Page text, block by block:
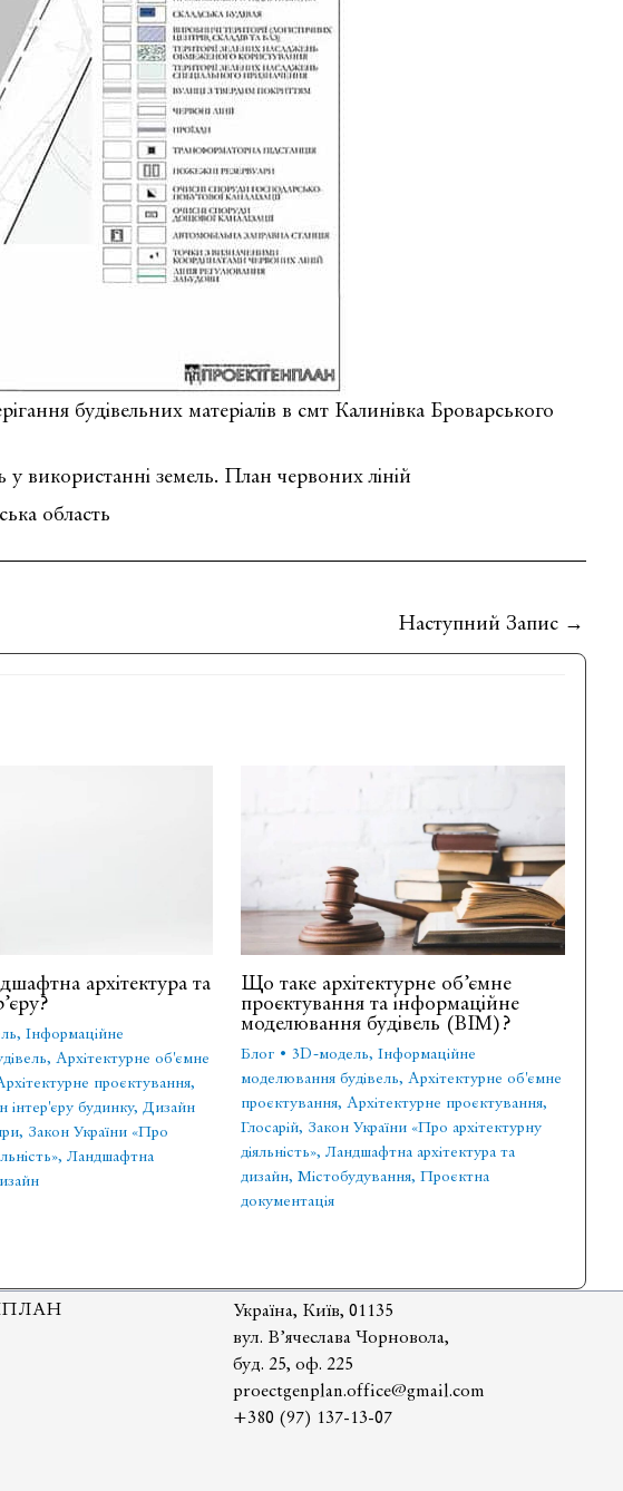
будівельних матеріалів в смт Калинівка Броварського
використанні земель. План червоних ліній
область
Наступний Запис →
архітектура та
, Інформаційне
, Архітектурне об'ємне
проєктування,
інтер'єру будинку, Дизайн
, Закон України «Про
, Ландшафтна
Що таке архітектурне об’ємне
проєктування та інформаційне
моделювання будівель (BIM)?
Блог• 3D-модель, Інформаційне
моделювання будівель, Архітектурне об'ємне
проєктування, Архітектурне проєктування,
Глосарій, Закон України «Про архітектурну
діяльність», Ландшафтна архітектура та
дизайн, Містобудування, Проєктна
документація
Україна, Київ, 01135
вул. В’ячеслава Чорновола,
буд. 25, оф. 225
proectgenplan.office@gmail.com
+380 (97) 137-13-07